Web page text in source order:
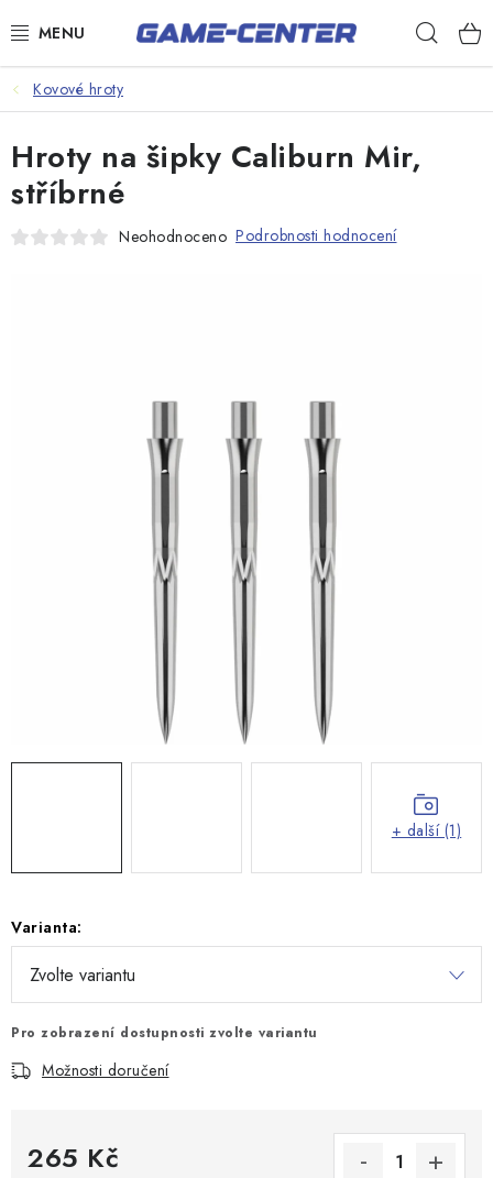
na
Šipky
Poker
Stolní fotbal
Kovové hroty
Varianta:
Pro zobrazení dostupnosti zvolte variantu
Možnosti doručení
265 Kč
Hroty na šipky Caliburn Mir,
stříbrné
Neohodnoceno Podrobnosti hodnocení
+ další (1)